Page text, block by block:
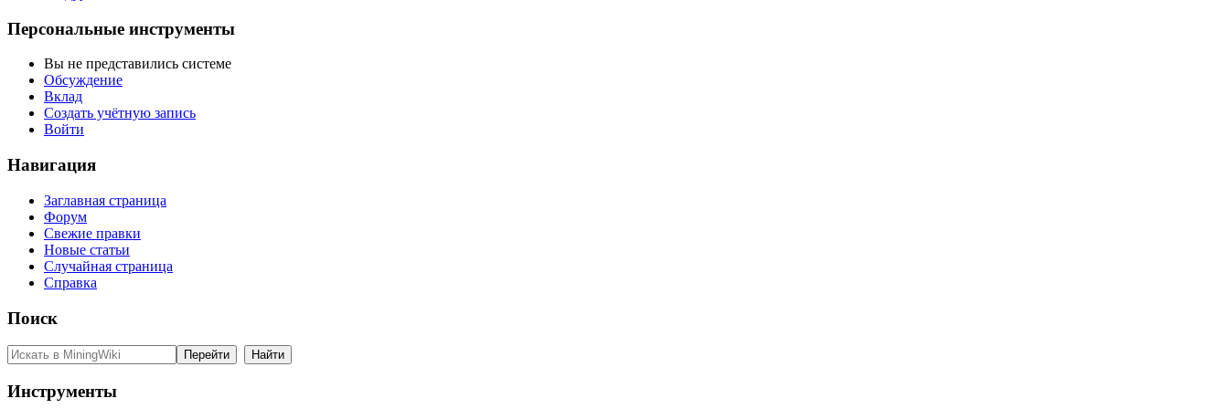
Персональные инструменты
Вы не представились системе
Обсуждение
Вклад
Создать учётную запись
Войти
Навигация
Заглавная страница
Форум
Свежие правки
Новые статьи
Случайная страница
Справка
Поиск
Инструменты